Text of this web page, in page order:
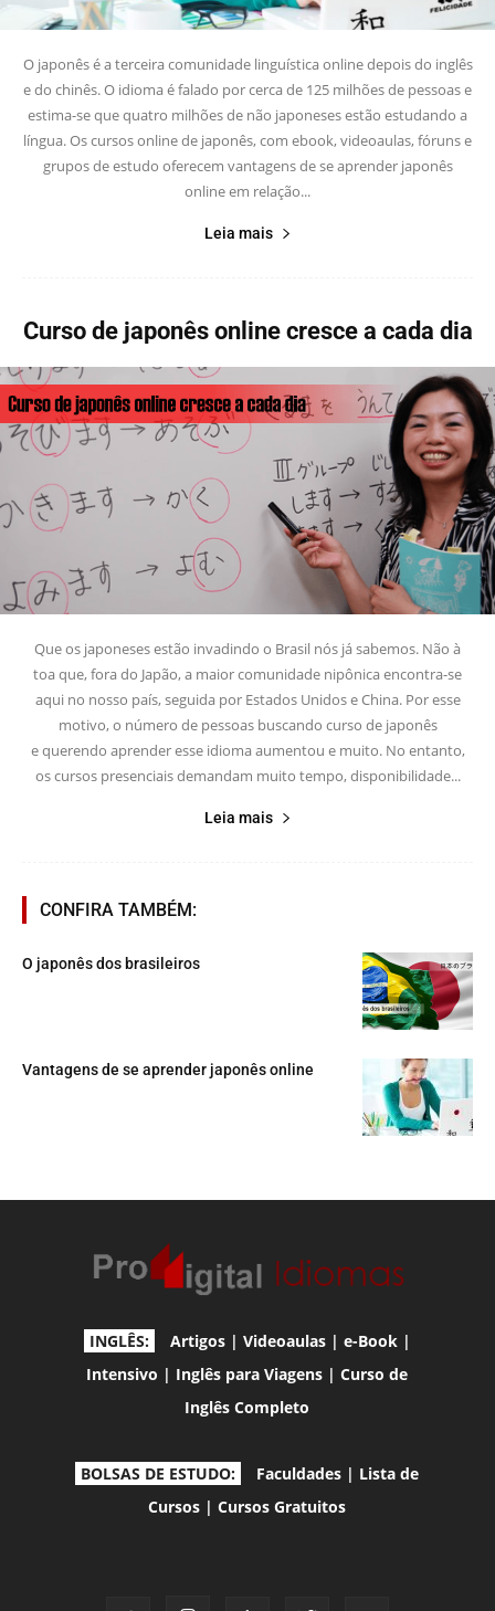
O japonês é a terceira comunidade linguística online depois do inglês
e do chinês. O idioma é falado por cerca de 125 milhões de pessoas e
estima-se que quatro milhões de não japoneses estão estudando a
língua. Os cursos online de japonês, com ebook, videoaulas, fóruns e
grupos de estudo oferecem vantagens de se aprender japonês
online em relação...
Leia mais
Curso de japonês online cresce a cada dia
Que os japoneses estão invadindo o Brasil nós já sabemos. Não à
toa que, fora do Japão, a maior comunidade nipônica encontra-se
aqui no nosso país, seguida por Estados Unidos e China. Por esse
motivo, o número de pessoas buscando curso de japonês
e querendo aprender esse idioma aumentou e muito. No entanto,
os cursos presenciais demandam muito tempo, disponibilidade...
Leia mais
CONFIRA TAMBÉM:
O japonês dos brasileiros
Vantagens de se aprender japonês online
INGLÊS: Artigos| Videoaulas| e-Book|
Intensivo | Inglês para Viagens |Curso de
Inglês Completo
BOLSAS DE ESTUDO: Faculdades | Lista de
Cursos |Cursos Gratuitos